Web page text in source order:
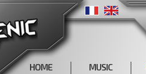
HOME MUSIC